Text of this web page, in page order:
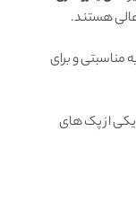
هستند.
مناسبتی و برای
از پک های